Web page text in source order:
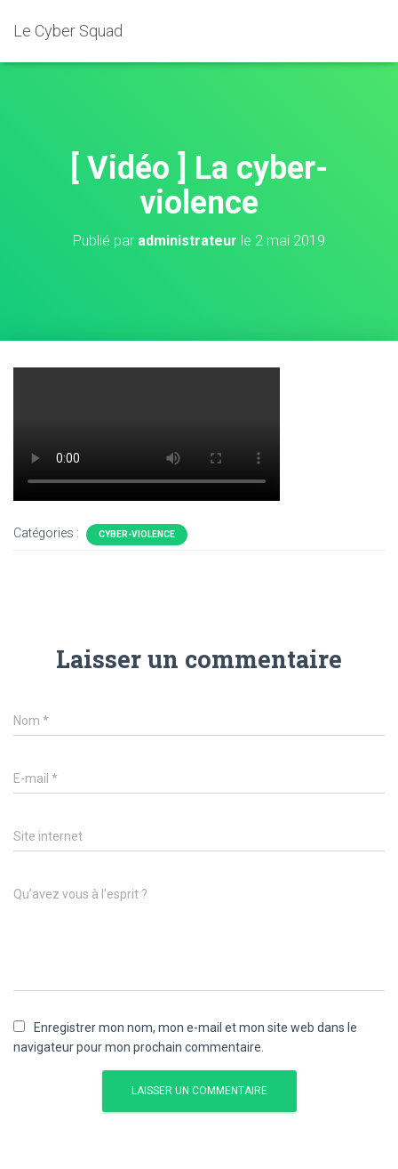
Le Cyber Squad
[ Vidéo ] La cyber-
violence
Publié par administrateur le 2 mai 2019
Catégories : CYBER-VIOLENCE
Laisser un commentaire
Nom *
E-mail *
Site internet
Qu’avez vous à l’esprit ?
Enregistrer mon nom, mon e-mail et mon site web dans le
navigateur pour mon prochain commentaire.